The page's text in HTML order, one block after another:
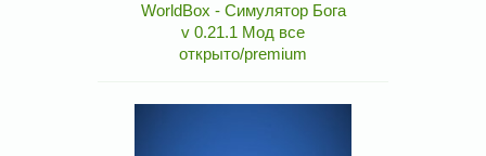
WorldBox - Симулятор Бога
v 0.21.1 Мод все
открыто/premium